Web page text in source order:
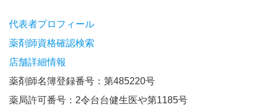
代表者プロフィール
薬剤師資格確認検索
店舗詳細情報
薬剤師名簿登録番号：第485220号
薬局許可番号：2令台台健生医や第1185号